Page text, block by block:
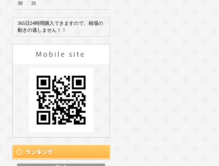
30 31
365日24時間購入できますので、相場の
動きの逃しません！！